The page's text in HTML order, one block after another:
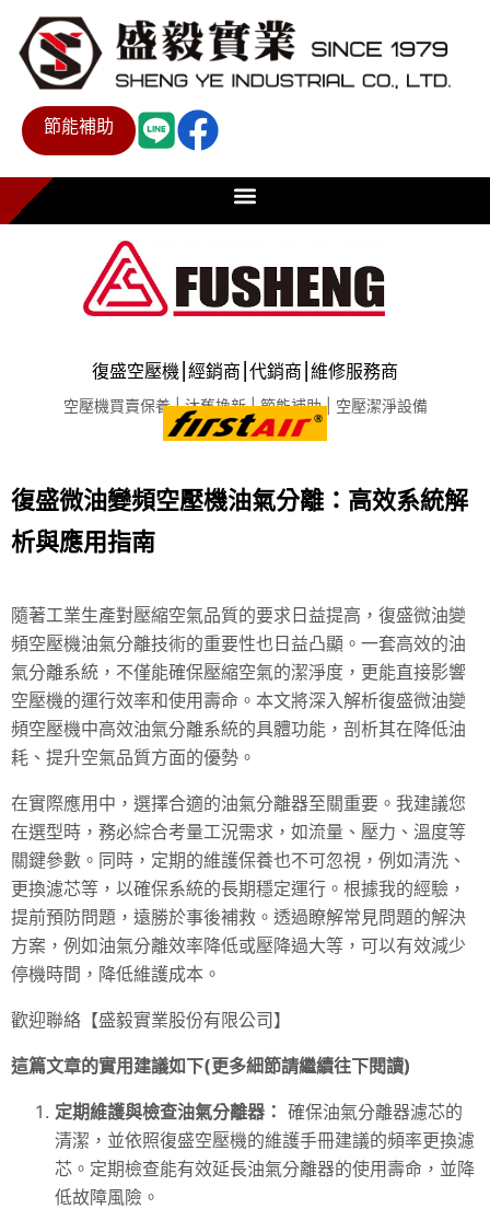
節能補助
復盛空壓機⎮經銷商⎮代銷商⎮維修服務商
空壓機買賣保養 | 汰舊換新 | 節能補助 | 空壓潔淨設備
復盛微油變頻空壓機油氣分離：高效系統解
析與應用指南
隨著工業生產對壓縮空氣品質的要求日益提高，復盛微油變
頻空壓機油氣分離技術的重要性也日益凸顯。一套高效的油
氣分離系統，不僅能確保壓縮空氣的潔淨度，更能直接影響
空壓機的運行效率和使用壽命。本文將深入解析復盛微油變
頻空壓機中高效油氣分離系統的具體功能，剖析其在降低油
耗、提升空氣品質方面的優勢。
在實際應用中，選擇合適的油氣分離器至關重要。我建議您
在選型時，務必綜合考量工況需求，如流量、壓力、溫度等
關鍵參數。同時，定期的維護保養也不可忽視，例如清洗、
更換濾芯等，以確保系統的長期穩定運行。根據我的經驗，
提前預防問題，遠勝於事後補救。透過瞭解常見問題的解決
方案，例如油氣分離效率降低或壓降過大等，可以有效減少
停機時間，降低維護成本。
歡迎聯絡【盛毅實業股份有限公司】
這篇文章的實用建議如下(更多細節請繼續往下閱讀)
定期維護與檢查油氣分離器： 確保油氣分離器濾芯的
清潔，並依照復盛空壓機的維護手冊建議的頻率更換濾
芯。定期檢查能有效延長油氣分離器的使用壽命，並降
低故障風險。